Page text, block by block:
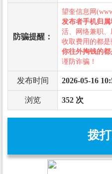
防骗提醒：
望奎信息网
发布者手机归
活、网络兼职
收取费用的都是
你往外掏钱的
谨防诈骗！
发布时间 2026-05-16
浏览 352 次
拨